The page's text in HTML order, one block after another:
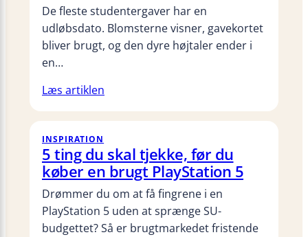
De fleste studentergaver har en
udløbsdato. Blomsterne visner, gavekortet
bliver brugt, og den dyre højtaler ender i
en…
Læs artiklen
INSPIRATION
5 ting du skal tjekke, før du
køber en brugt PlayStation 5
Drømmer du om at få fingrene i en
PlayStation 5 uden at sprænge SU-
budgettet? Så er brugtmarkedet fristende